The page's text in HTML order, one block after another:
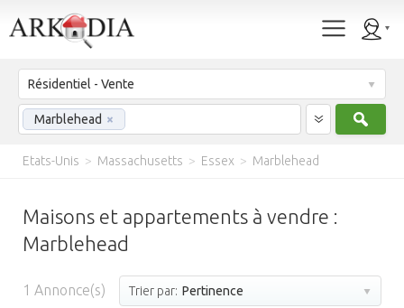
Résidentiel - Vente
Marblehead ×
Etats-Unis > Massachusetts > Essex > Marblehead
Maisons et appartements à vendre :
Marblehead
1 Annonce(s) Trier par: Pertinence